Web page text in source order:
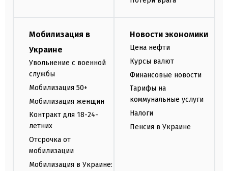
Мобилизация в
Украине
Увольнение с военной
службы
Мобилизация 50+
Мобилизация женщин
Контракт для 18-24-
летних
Отсрочка от
мобилизации
Мобилизация в Украине:
Новости экономики
Цена нефти
Курсы валют
Финансовые новости
Тарифы на
коммунальные услуги
Налоги
Пенсия в Украине